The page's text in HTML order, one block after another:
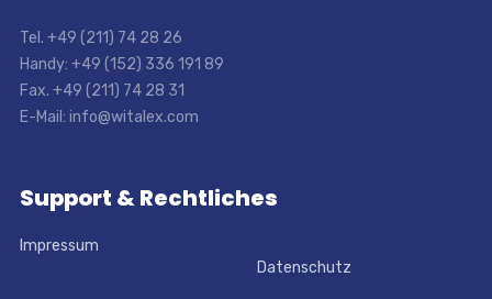
Tel. +49 (211) 74 28 26
Handy: +49 (152) 336 191 89
Fax. +49 (211) 74 28 31
E-Mail: info@witalex.com
Support & Rechtliches
Impressum
Datenschutz